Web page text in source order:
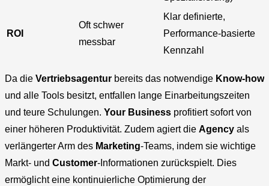
ROI
Oft schwer
messbar
Klar definierte,
Performance-basierte
Kennzahl
Da die Vertriebsagentur bereits das notwendige Know-how
und alle Tools besitzt, entfallen lange Einarbeitungszeiten
und teure Schulungen. Your Business profitiert sofort von
einer höheren Produktivität. Zudem agiert die Agency als
verlängerter Arm des Marketing-Teams, indem sie wichtige
Markt- und Customer-Informationen zurückspielt. Dies
ermöglicht eine kontinuierliche Optimierung der